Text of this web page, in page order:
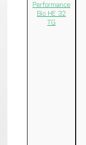
Performance
Bio HE 32
TG